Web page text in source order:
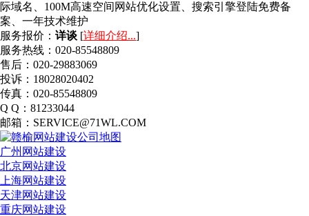
际域名、100M高速空间网站优化设置、搜索引擎登陆免费备
案、一年技术维护
服务报价： 详谈 [详细介绍...]
服务热线：020-85548809
售后：020-29883069
投诉：18028020402
传真：020-85548809
Q Q：81233044
邮箱：SERVICE@71WL.COM
广州网站建设
北京网站建设
上海网站建设
天津网站建设
重庆网站建设